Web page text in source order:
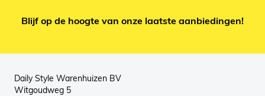
Blijf op de hoogte van onze laatste aanbiedingen!
Daily Style Warenhuizen BV
Witgoudweg 5